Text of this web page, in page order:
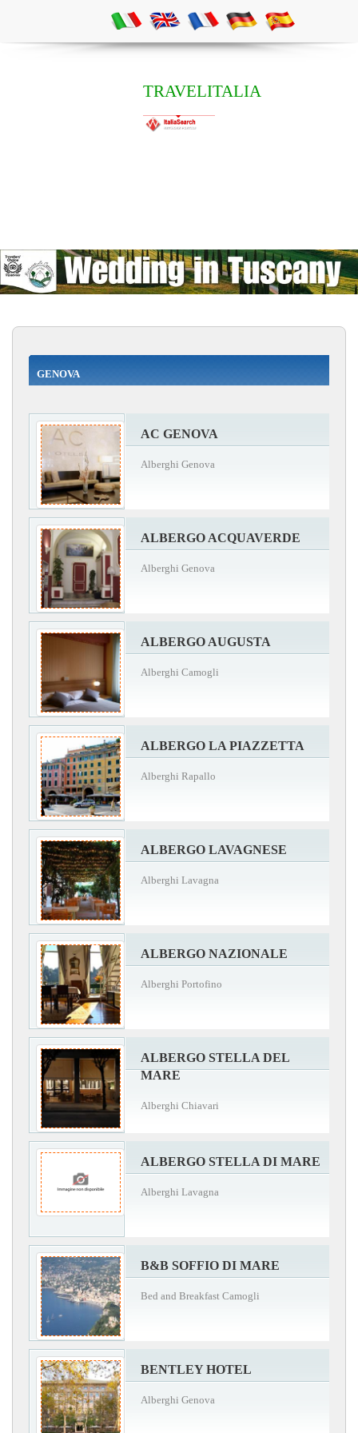
TRAVELITALIA
GENOVA
AC GENOVA
Alberghi Genova
ALBERGO ACQUAVERDE
Alberghi Genova
ALBERGO AUGUSTA
Alberghi Camogli
ALBERGO LA PIAZZETTA
Alberghi Rapallo
ALBERGO LAVAGNESE
Alberghi Lavagna
ALBERGO NAZIONALE
Alberghi Portofino
ALBERGO STELLA DEL
MARE
Alberghi Chiavari
ALBERGO STELLA DI MARE
Alberghi Lavagna
B&B SOFFIO DI MARE
Bed and Breakfast Camogli
BENTLEY HOTEL
Alberghi Genova